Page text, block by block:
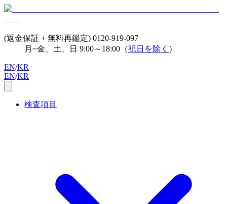
(返金保証 + 無料再鑑定) 0120-919-097
月~金、土、日 9:00～18:00（祝日を除く ）
EN/KR
EN/KR
検査項目